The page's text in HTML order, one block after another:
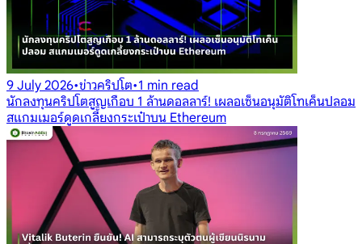
9 July 2026•ข่าวคริปโต•1 min read
นักลงทุนคริปโตสูญเกือบ 1 ล้านดอลลาร์! เผลอเซ็นอนุมัติโทเค็นปลอม
สแกมเมอร์ดูดเกลี้ยงกระเป๋าบน Ethereum